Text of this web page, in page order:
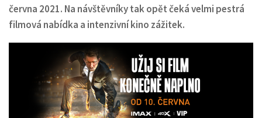
června 2021. Na návštěvníky tak opět čeká velmi pestrá
filmová nabídka a intenzivní kino zážitek.